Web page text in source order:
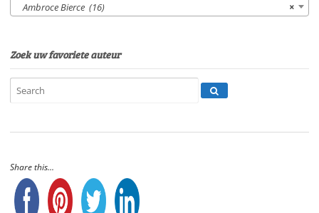
×
Ambroce Bierce (16)
Zoek uw favoriete auteur
Share this...